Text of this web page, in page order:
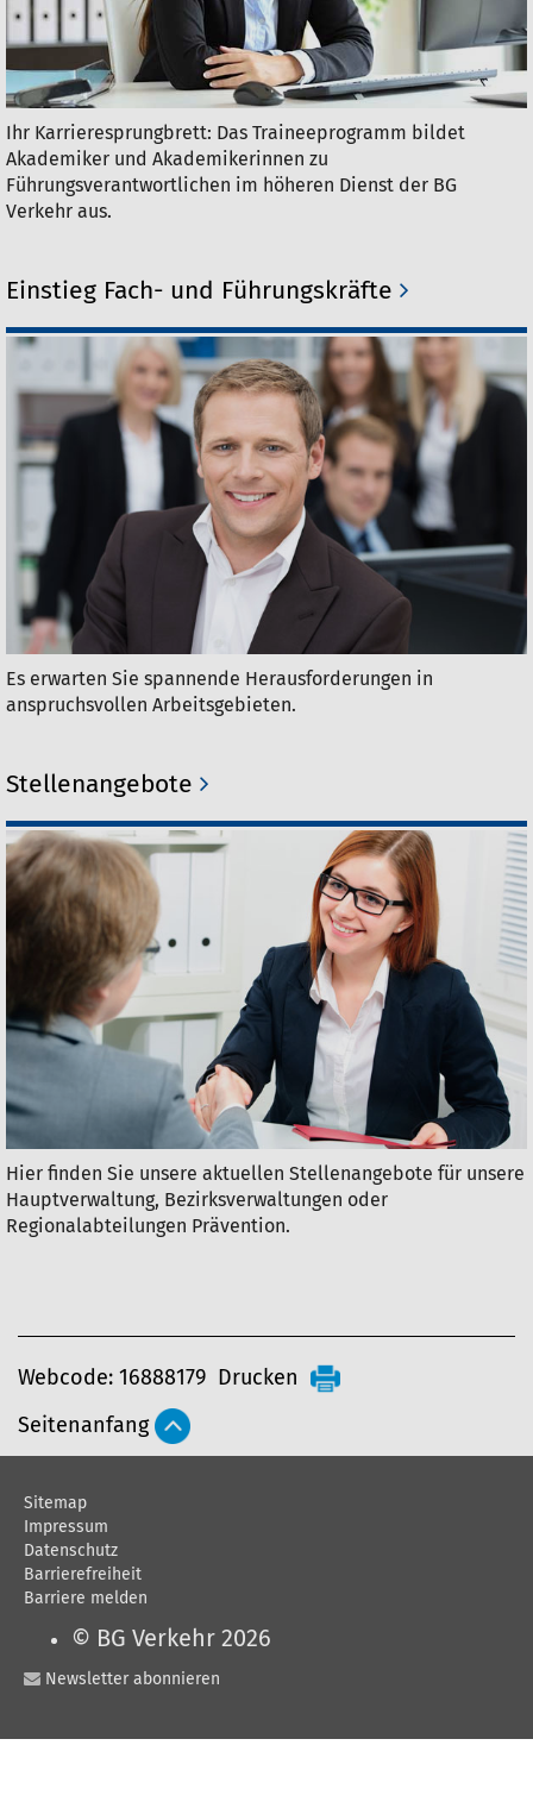
Ihr Karrieresprungbrett: Das Traineeprogramm bildet
Akademiker und Akademikerinnen zu
Führungsverantwortlichen im höheren Dienst der BG
Verkehr aus.
Einstieg Fach- und Führungskräfte
Es erwarten Sie spannende Herausforderungen in
anspruchsvollen Arbeitsgebieten.
Stellenangebote
Hier finden Sie unsere aktuellen Stellenangebote für unsere
Hauptverwaltung, Bezirksverwaltungen oder
Regionalabteilungen Prävention.
A
r
k
e
i
Webcode: 16888179 Drucken
Seitenanfang
Sitemap
Impressum
Datenschutz
Barrierefreiheit
Barriere melden
© BG Verkehr 2026
Newsletter abonnieren